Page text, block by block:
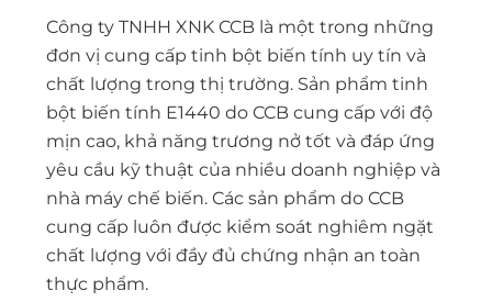
Công ty TNHH XNK CCB là một trong những
đơn vị cung cấp tinh bột biến tính uy tín và
chất lượng trong thị trường. Sản phẩm tinh
bột biến tính E1440 do CCB cung cấp với độ
mịn cao, khả năng trương nở tốt và đáp ứng
yêu cầu kỹ thuật của nhiều doanh nghiệp và
nhà máy chế biến. Các sản phẩm do CCB
cung cấp luôn được kiểm soát nghiêm ngặt
chất lượng với đầy đủ chứng nhận an toàn
thực phẩm.